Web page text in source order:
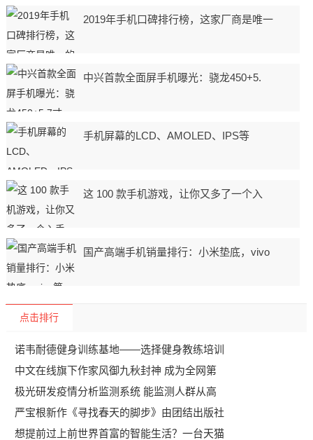
2019年手机口碑排行榜，这家厂商是唯一
中兴首款全面屏手机曝光：骁龙450+5.
手机屏幕的LCD、AMOLED、IPS等
这 100 款手机游戏，让你又多了一个入
国产高端手机销量排行：小米垫底，vivo
点击排行
诺韦耐德健身训练基地——选择健身教练培训
中文在线旗下作家风御九秋封神 成为全网第
极光研发疫情分析监测系统 能监测人群从高
严宝根新作《寻找春天的脚步》由团结出版社
想提前过上前世界首富的智能生活？一台天猫